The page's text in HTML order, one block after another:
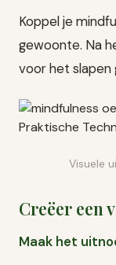
Koppel je
gewoonte. Na
voor het slapen
Visuele
Creëer een
Maak het